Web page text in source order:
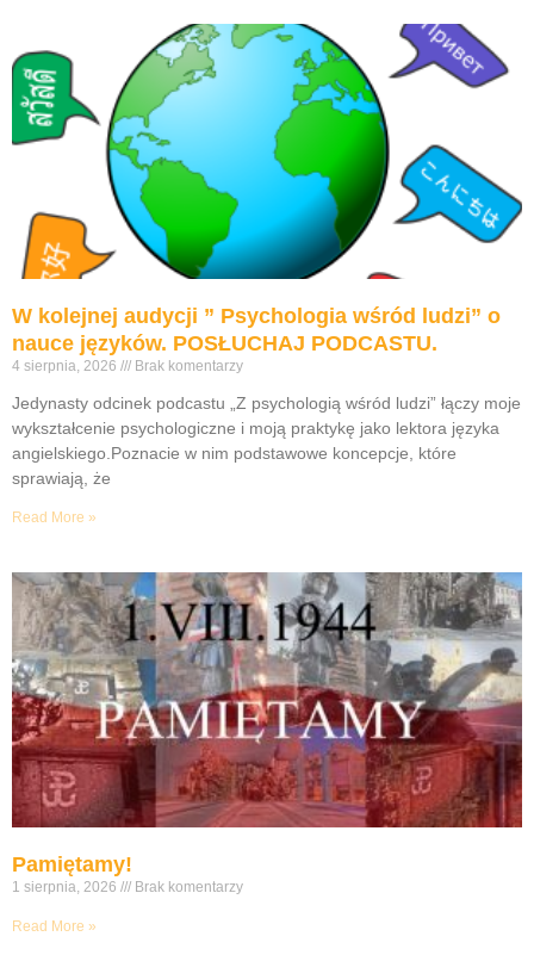
W kolejnej audycji ” Psychologia wśród ludzi” o
nauce języków. POSŁUCHAJ PODCASTU.
4 sierpnia, 2026 Brak komentarzy
Jedynasty odcinek podcastu „Z psychologią wśród ludzi” łączy moje
wykształcenie psychologiczne i moją praktykę jako lektora języka
angielskiego.Poznacie w nim podstawowe koncepcje, które
sprawiają, że
Read More »
Pamiętamy!
1 sierpnia, 2026 Brak komentarzy
Read More »